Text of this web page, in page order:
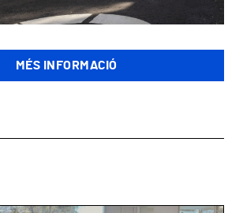
MÉS INFORMACIÓ